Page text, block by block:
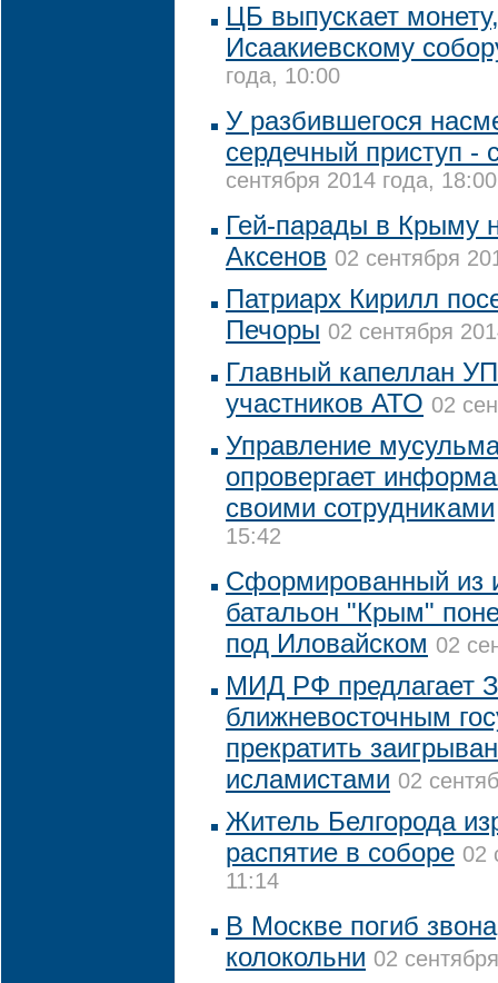
ЦБ выпускает
Исаакиевскому
года, 10:00
У разбившегося
сердечный приступ -
сентября 2014 года, 18:00
Гей-парады в Крыму
Аксенов 02 сентября
Патриарх Кирилл
Печоры 02 сентября
Главный капеллан
участников АТО 02
Управление
опровергает
своими сотрудниками
15:42
Сформированный из
батальон "Крым"
под Иловайском 02
МИД РФ предлагает
ближневосточным
прекратить
исламистами 02
Житель Белгорода
распятие в соборе 02
11:14
В Москве погиб
колокольни 02